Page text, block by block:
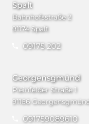
Spalt
Bahnhofsstraße 2
91174 Spalt
09175 202
Georgensgmünd
Pleinfelder Straße 1
91166
091759089610